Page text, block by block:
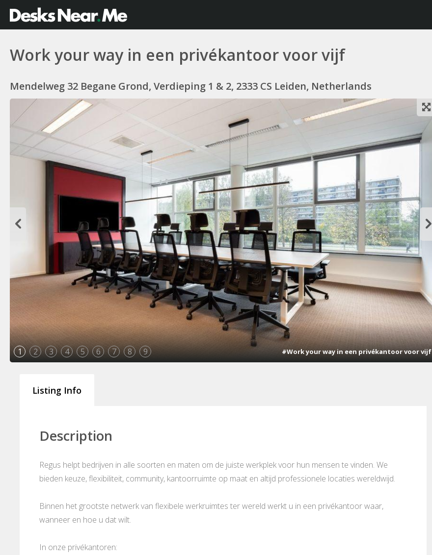
Work your way in een privékantoor voor vijf
Mendelweg 32 Begane Grond, Verdieping 1 & 2, 2333 CS Leiden, Netherlands
1 2 3 4 5 6 7 8 9 #Work your way in een privékantoor voor vijf
Listing Info
Description
Regus helpt bedrijven in alle soorten en maten om de juiste werkplek voor hun mensen te vinden. We
bieden keuze, flexibiliteit, community, kantoorruimte op maat en altijd professionele locaties wereldwijd.
Binnen het grootste netwerk van flexibele werkruimtes ter wereld werkt u in een privékantoor waar,
wanneer en hoe u dat wilt.
In onze privékantoren: